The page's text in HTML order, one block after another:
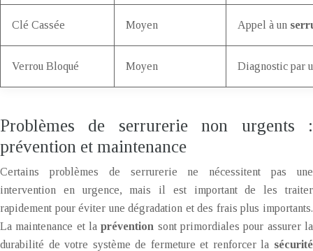
Clé Cassée Moyen Appel à un
Verrou Bloqué Moyen Diagnostic par
Problèmes de serrurerie non urgents :
prévention et maintenance
Certains problèmes de serrurerie ne nécessitent pas une
intervention en urgence, mais il est important de les traiter
rapidement pour éviter une dégradation et des frais plus importants.
La maintenance et laprévention sont primordiales pour assurer la
durabilité de votre système de fermeture et renforcer la sécurité